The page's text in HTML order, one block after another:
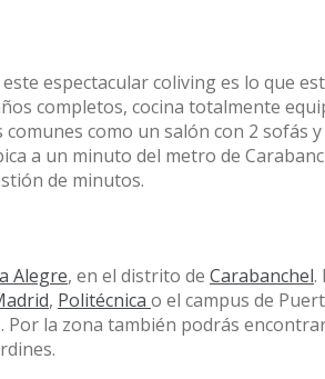
espectacular coliving es lo que
completos, cocina totalmente
como un salón con 2 sofás
a un minuto del metro de
de minutos.
Alegre, en el distrito de Carabanchel.
, Politécnica o el campus de
Por la zona también podrás